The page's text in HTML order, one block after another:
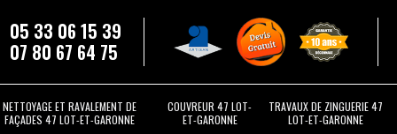
05 33 06 15 39
07 80 67 64 75
NETTOYAGE ET RAVALEMENT DE
FAÇADES 47 LOT-ET-GARONNE
COUVREUR 47 LOT-
ET-GARONNE
TRAVAUX DE ZINGUERIE 47
LOT-ET-GARONNE